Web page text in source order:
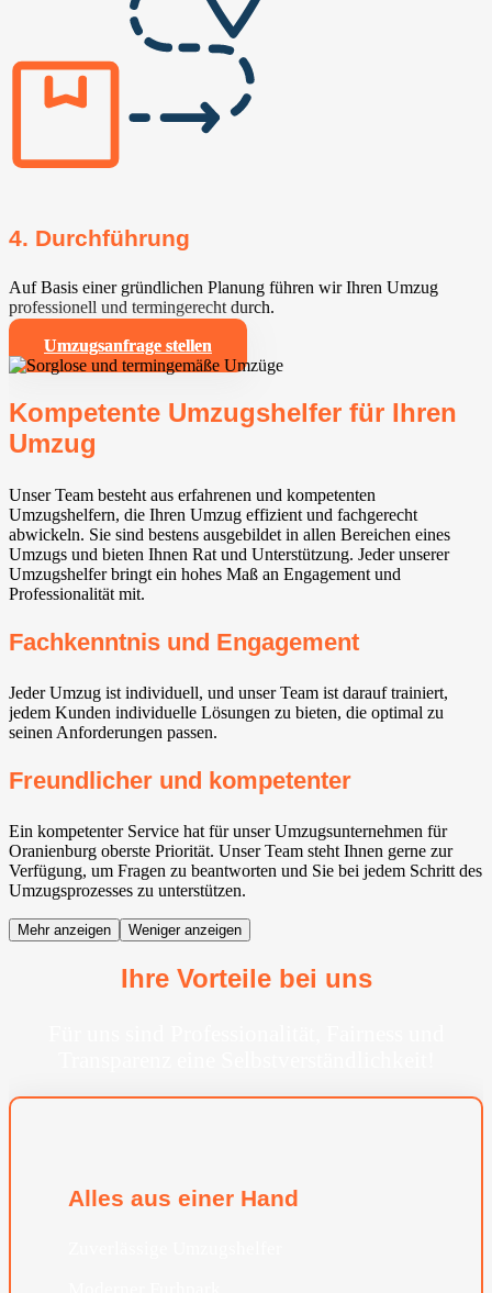
4. Durchführung
Auf Basis einer gründlichen Planung führen wir Ihren Umzug
professionell und termingerecht durch.
Umzugsanfrage stellen
Kompetente Umzugshelfer für Ihren
Umzug
Unser Team besteht aus erfahrenen und kompetenten
Umzugshelfern, die Ihren Umzug effizient und fachgerecht
abwickeln. Sie sind bestens ausgebildet in allen Bereichen eines
Umzugs und bieten Ihnen Rat und Unterstützung. Jeder unserer
Umzugshelfer bringt ein hohes Maß an Engagement und
Professionalität mit.
Fachkenntnis und Engagement
Jeder Umzug ist individuell, und unser Team ist darauf trainiert,
jedem Kunden individuelle Lösungen zu bieten, die optimal zu
seinen Anforderungen passen.
Freundlicher und kompetenter
Ein kompetenter Service hat für unser Umzugsunternehmen für
Oranienburg oberste Priorität. Unser Team steht Ihnen gerne zur
Verfügung, um Fragen zu beantworten und Sie bei jedem Schritt des
Umzugsprozesses zu unterstützen.
Mehr anzeigen Weniger anzeigen
Ihre Vorteile bei uns
Alles aus einer Hand